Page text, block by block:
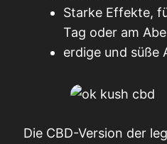
Starke Effekte,
Tag oder am
erdige und süße
Die CBD-Version der